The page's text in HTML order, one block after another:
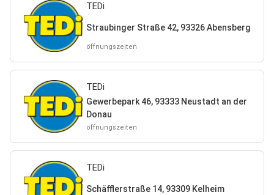
TEDi
Straubinger Straße 42, 93326 Abensberg
öffnungszeiten
TEDi
Gewerbepark 46, 93333 Neustadt an der
Donau
öffnungszeiten
TEDi
Schäfflerstraße 14, 93309 Kelheim